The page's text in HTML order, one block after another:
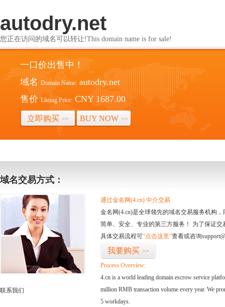
autodry.net
您正在访问的域名可以转让!This domain name is for sale!
一口价出售中！
域名 Domain Name: autodry.net
售价 Listing Price: CNY 1687.00
立即购买 >> BUY NOW >>
域名交易方式：
联系我们
通过金名网(4.cn) 中介交易
金名网(4.cn)是全球领先的域名交易服务机构
简单、安全、专业的第三方服务！ 为了保证
具体交易流程可“点击这里”查看或咨询
我要购买 >>
Process Overview:
4.cn is a world leading domain escrow service
million RMB transaction volume every year. We
5 workdays.